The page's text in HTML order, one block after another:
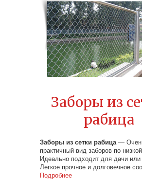
Заборы из
рабица
Заборы из сетки рабица—
практичный вид заборов по
Идеально подходит для дачи или
Легкое прочное и долговечное
Подробнее